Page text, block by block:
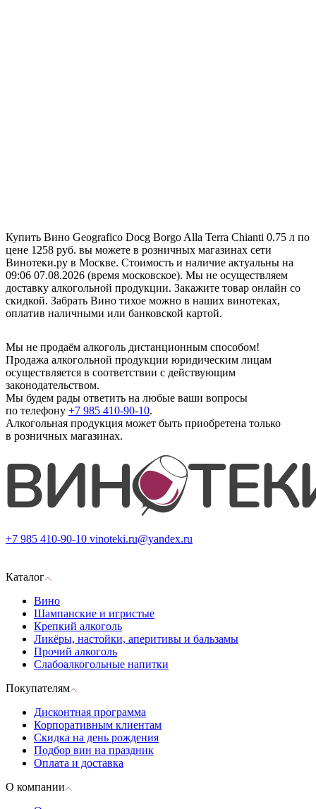
Купить Вино Geografico Docg Borgo Alla Terra Chianti 0.75 л по
цене 1258 руб. вы можете в розничных магазинах сети
Винотеки.ру в Москве. Стоимость и наличие актуальны на
09:06 07.08.2026 (время московское). Мы не осуществляем
доставку алкогольной продукции. Закажите товар онлайн со
скидкой. Забрать Вино тихое можно в наших винотеках,
оплатив наличными или банковской картой.
Мы не продаём алкоголь дистанционным способом!
Продажа алкогольной продукции юридическим лицам
осуществляется в соответствии с действующим
законодательством.
Мы будем рады ответить на любые ваши вопросы
по телефону +7 985 410-90-10.
Алкогольная продукция может быть приобретена только
в розничных магазинах.
+7 985 410-90-10 vinoteki.ru@yandex.ru
Каталог
Вино
Шампанские и игристые
Крепкий алкоголь
Ликёры, настойки, аперитивы и бальзамы
Прочий алкоголь
Слабоалкогольные напитки
Покупателям
Дисконтная программа
Корпоративным клиентам
Скидка на день рождения
Подбор вин на праздник
Оплата и доставка
О компании